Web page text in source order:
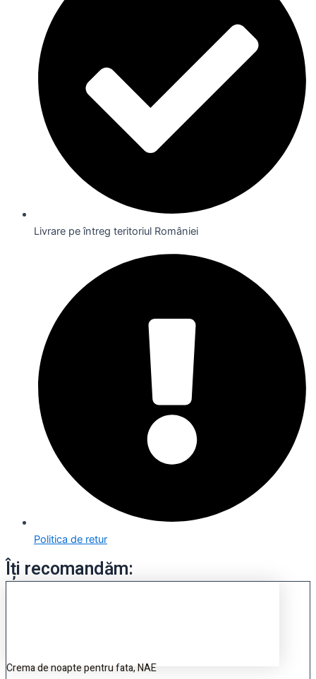
Livrare pe întreg teritoriul României
Politica de retur
Îți recomandăm:
Crema de noapte pentru fata, NAE